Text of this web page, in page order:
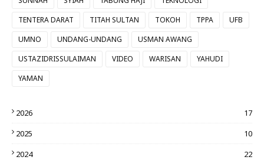
TENTERA DARAT
TITAH SULTAN TOKOH TPPA
UFB
UMNO
UNDANG-UNDANG
USMAN AWANG
USTAZIDRISSULAIMAN
VIDEO WARISAN
YAHUDI
YAMAN
2026
17
2025
10
2024
22